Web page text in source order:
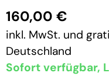
160,00 €
inkl. MwSt. und
Deutschland
Sofort verfügbar,